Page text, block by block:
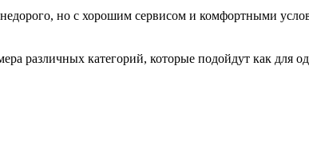
но с хорошим сервисом и комфортными
различных категорий, которые подойдут как